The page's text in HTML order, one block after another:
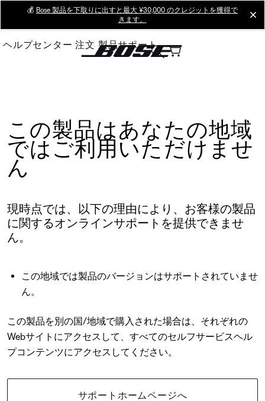
Main
💰 Bose 製品を下取りに出すと最大 ¥30,000 のクレジットを獲得で
きます。
ヘルプセンター 注文 製品サポート
この製品はあなたの地域
ではご利用いただけませ
ん
現時点では、以下の理由により、お客様の製品
に関するオンラインサポートを提供できませ
ん。
この地域では製品のバージョンはサポートされていませ
ん。
この製品を別の国/地域で購入された場合は、それぞれの
Webサイトにアクセスして、すべてのセルフサービスヘル
プコンテンツにアクセスしてください。
サポートホームページへ